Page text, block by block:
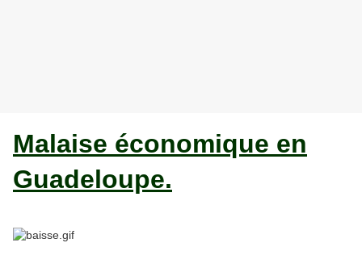
Malaise économique en
Guadeloupe.